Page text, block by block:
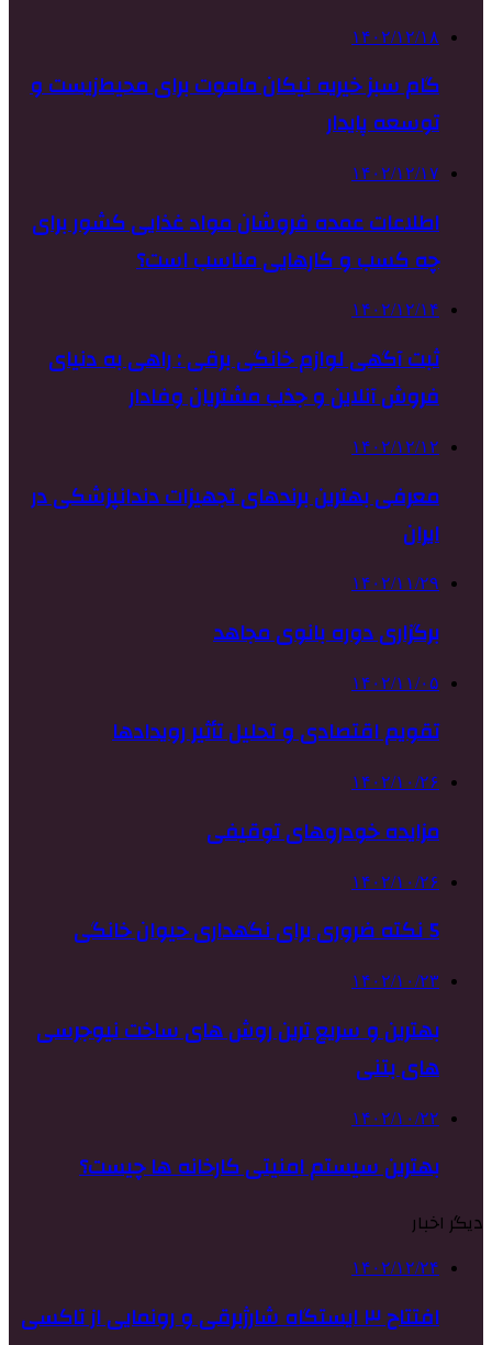
۱۴۰۲/۱۲/۱۸
گام سبز خیریه نیکان ماموت برای محیط‌زیست و
توسعه پایدار
۱۴۰۲/۱۲/۱۷
اطلاعات عمده فروشان مواد غذایی کشور برای
چه کسب و کارهایی مناسب است؟
۱۴۰۲/۱۲/۱۴
ثبت آگهی لوازم خانگی برقی : راهی به دنیای
فروش آنلاین و جذب مشتریان وفادار
۱۴۰۲/۱۲/۱۲
معرفی بهترین برندهای تجهیزات دندانپزشکی در
ایران
۱۴۰۲/۱۱/۲۹
برگزاری دوره بانوی مجاهد
۱۴۰۲/۱۱/۰۵
تقویم اقتصادی و تحلیل تأثیر رویدادها
۱۴۰۲/۱۰/۲۶
مزایده خودروهای توقیفی
۱۴۰۲/۱۰/۲۶
5 نکته ضروری برای نگهداری حیوان خانگی
۱۴۰۲/۱۰/۲۳
بهترین و سریع ترین روش های ساخت نیوجرسی
های بتنی
۱۴۰۲/۱۰/۲۲
بهترین سیستم امنیتی کارخانه ها چیست؟
دیگر اخبار
۱۴۰۲/۱۲/۲۴
افتتاح ۳ ایستگاه شارژبرقی و رونمایی از تاکسی